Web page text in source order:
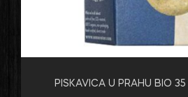
PISKAVICA U PRAHU BIO